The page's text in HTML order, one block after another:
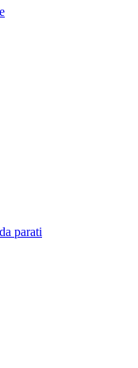
parati